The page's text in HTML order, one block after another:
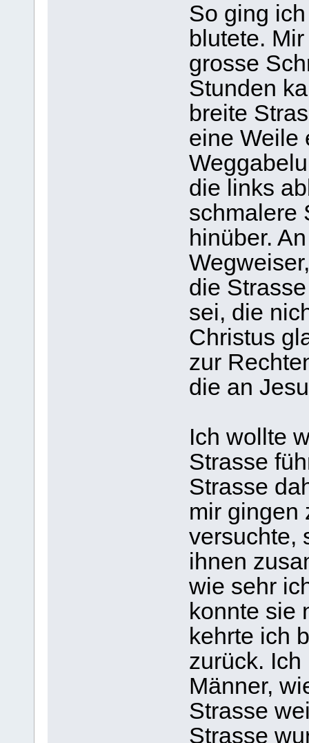
So ging
blutete.
grosse
Stunden
breite
eine Weile
die links
schmalere
hinüber.
die
sei, die
Christus
zur
die an
Ich wollte
Strasse
Strasse
mir gingen
versuchte,
ihnen
wie sehr
konnte sie
kehrte ich
zurück.
Männer,
Strasse
Strasse